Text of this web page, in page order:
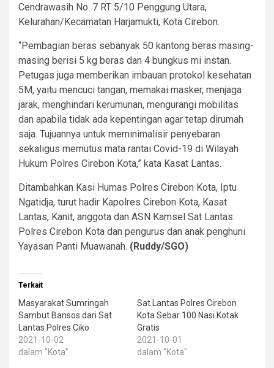
Cendrawasih No. 7 RT 5/10 Penggung Utara,
Kelurahan/Kecamatan Harjamukti, Kota Cirebon.
“Pembagian beras sebanyak 50 kantong beras masing-
masing berisi 5 kg beras dan 4 bungkus mi instan.
Petugas juga memberikan imbauan protokol kesehatan
5M, yaitu mencuci tangan, memakai masker, menjaga
jarak, menghindari kerumunan, mengurangi mobilitas
dan apabila tidak ada kepentingan agar tetap dirumah
saja. Tujuannya untuk meminimalisir penyebaran
sekaligus memutus mata rantai Covid-19 di Wilayah
Hukum Polres Cirebon Kota,” kata Kasat Lantas.
Ditambahkan Kasi Humas Polres Cirebon Kota, Iptu
Ngatidja, turut hadir Kapolres Cirebon Kota, Kasat
Lantas, Kanit, anggota dan ASN Kamsel Sat Lantas
Polres Cirebon Kota dan pengurus dan anak penghuni
Yayasan Panti Muawanah. (Ruddy/SGO)
Terkait
Masyarakat Sumringah
Sambut Bansos dari Sat
Lantas Polres Ciko
2021-10-02
dalam "Kota"
Sat Lantas Polres Cirebon
Kota Sebar 100 Nasi Kotak
Gratis
2021-10-01
dalam "Kota"